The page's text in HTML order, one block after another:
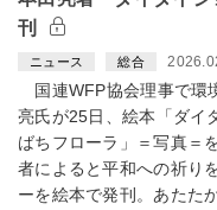
刊
ニュース 総合
国連WFP協会理事で環
亮氏が25日、絵本「ダイ
ばちフローラ」＝写真
者によると平和への祈り
ーを絵本で発刊。あたた